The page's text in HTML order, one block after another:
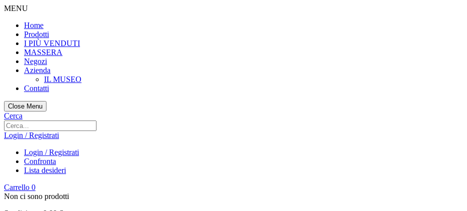
MENU
Home
Prodotti
I PIÙ VENDUTI
MASSERA
Negozi
Azienda
IL MUSEO
Contatti
Close Menu
Cerca
Login / Registrati
Login / Registrati
Confronta
Lista desideri
Carrello 0
Non ci sono prodotti